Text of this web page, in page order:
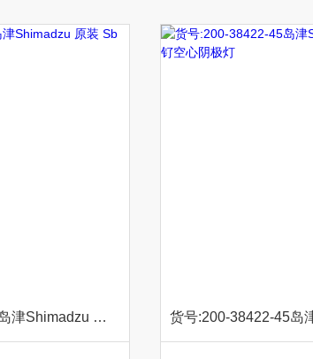
货号:200-38422-24岛津Shimadzu 原装 Sb锑空心阴极灯